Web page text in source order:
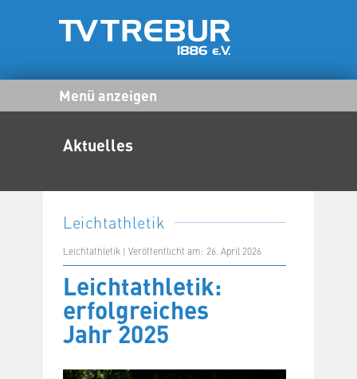
Menü anzeigen
Aktuelles
Leichtathletik
Leichtathletik | Veröffentlicht am: 26. April 2026
Leichtathletik:
erfolgreiches
Jahr 2025